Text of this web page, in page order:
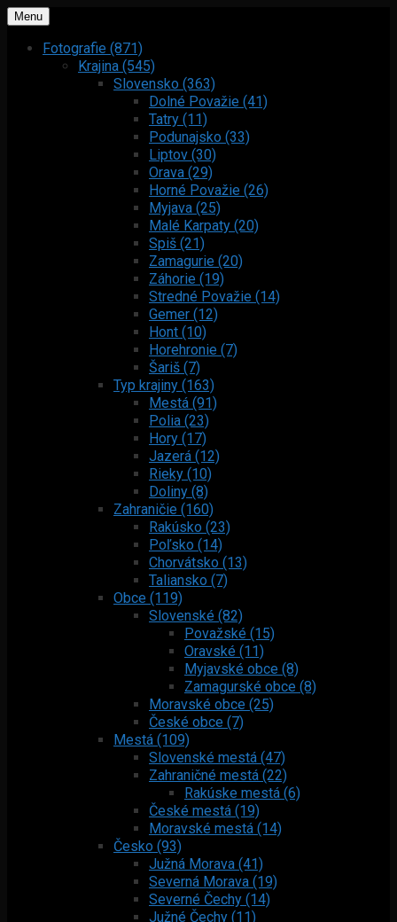
Menu
Fotografie (871)
Krajina (545)
Slovensko (363)
Dolné Považie (41)
Tatry (11)
Podunajsko (33)
Liptov (30)
Orava (29)
Horné Považie (26)
Myjava (25)
Malé Karpaty (20)
Spiš (21)
Zamagurie (20)
Záhorie (19)
Stredné Považie (14)
Gemer (12)
Hont (10)
Horehronie (7)
Šariš (7)
Typ krajiny (163)
Mestá (91)
Polia (23)
Hory (17)
Jazerá (12)
Rieky (10)
Doliny (8)
Zahraničie (160)
Rakúsko (23)
Poľsko (14)
Chorvátsko (13)
Taliansko (7)
Obce (119)
Slovenské (82)
Považské (15)
Oravské (11)
Myjavské obce (8)
Zamagurské obce (8)
Moravské obce (25)
České obce (7)
Mestá (109)
Slovenské mestá (47)
Zahraničné mestá (22)
Rakúske mestá (6)
České mestá (19)
Moravské mestá (14)
Česko (93)
Južná Morava (41)
Severná Morava (19)
Severné Čechy (14)
Južné Čechy (11)